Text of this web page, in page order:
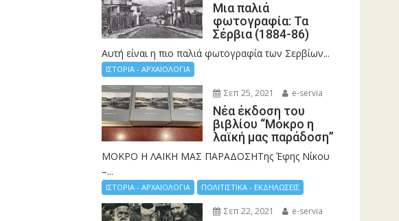
Μια παλιά
φωτογραφία: Τα
Σέρβια (1884-86)
Αυτή είναι η πιο παλιά φωτογραφία των Σερβίων...
ΙΣΤΟΡΙΑ - ΑΡΧΑΙΟΛΟΓΙΑ
Σεπ 25, 2021 e-servia
Νέα έκδοση του
βιβλίου “Μόκρο η
λαϊκή μας παράδοση”
ΜΟΚΡΟ Η ΛΑΙΚΗ ΜΑΣ ΠΑΡΑΔΟΣΗΤης Έφης Νίκου
–...
ΙΣΤΟΡΙΑ - ΑΡΧΑΙΟΛΟΓΙΑ ΠΟΛΙΤΙΣΤΙΚΑ - ΕΚΔΗΛΩΣΕΙΣ
Σεπ 22, 2021 e-servia